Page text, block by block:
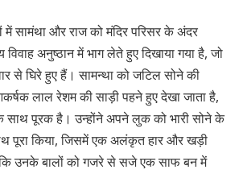
में सामंथा और राज को मंदिर परिसर के अंदर
विवाह अनुष्ठान में भाग लेते हुए दिखाया गया है, जो
से घिरे हुए हैं। सामन्था को जटिल सोने की
लाल रेशम की साड़ी पहने हुए देखा जाता है,
साथ पूरक है। उन्होंने अपने लुक को भारी सोने के
पूरा किया, जिसमें एक अलंकृत हार और खड़ी
उनके बालों को गजरे से सजे एक साफ बन में